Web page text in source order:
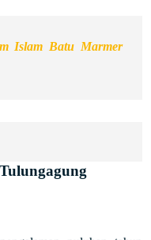
Islam Batu Marmer